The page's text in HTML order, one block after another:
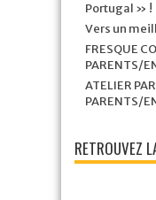
Portugal » !
Vers un
FRESQUE
PARENTS/
ATELIER
PARENTS/
RETROUVEZ